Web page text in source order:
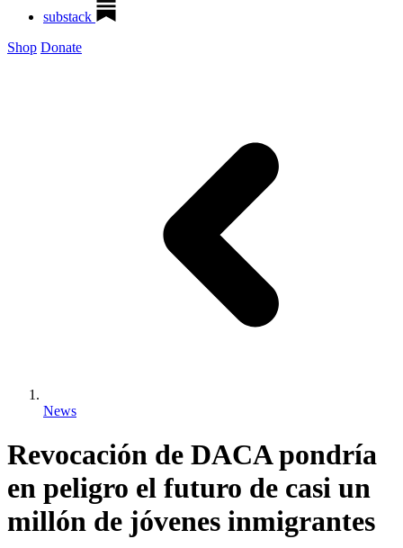
substack
Shop Donate
News
Revocación de DACA pondría
en peligro el futuro de casi un
millón de jóvenes inmigrantes